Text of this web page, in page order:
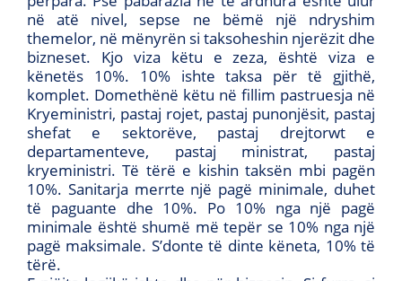
në atë nivel, sepse ne bëmë një ndryshim
themelor, në mënyrën si taksoheshin njerëzit dhe
bizneset. Kjo viza këtu e zeza, është viza e
kënetës 10%. 10% ishte taksa për të gjithë,
komplet. Domethënë këtu në fillim pastruesja në
Kryeministri, pastaj rojet, pastaj punonjësit, pastaj
shefat e sektorëve, pastaj drejtorwt e
departamenteve, pastaj ministrat, pastaj
kryeministri. Të tërë e kishin taksën mbi pagën
10%. Sanitarja merrte një pagë minimale, duhet
të paguante dhe 10%. Po 10% nga një pagë
minimale është shumë më tepër se 10% nga një
pagë maksimale. S’donte të dinte këneta, 10% të
tërë.